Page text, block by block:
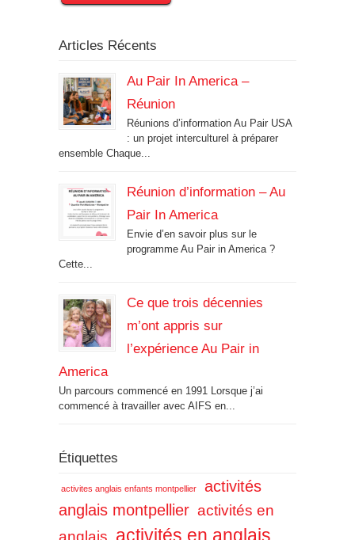
Articles Récents
Au Pair In America –
Réunion
Réunions d’information Au Pair USA
: un projet interculturel à préparer
ensemble Chaque...
Réunion d’information – Au
Pair In America
Envie d’en savoir plus sur le
programme Au Pair in America ?
Cette...
Ce que trois décennies
m’ont appris sur
l’expérience Au Pair in
America
Un parcours commencé en 1991 Lorsque j’ai
commencé à travailler avec AIFS en...
Étiquettes
activites anglais enfants montpellier
activités
anglais montpellier activités en
anglais activités en anglais